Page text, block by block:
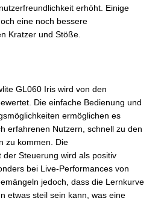
erhöht. Einige
eine noch bessere
Kratzer und Stöße.
GL060 Iris wird von den
Die einfache Bedienung und
ermöglichen es
erfahrenen Nutzern, schnell zu den
zu kommen. Die
der Steuerung wird als positiv
bei Live-Performances von
jedoch, dass die Lernkurve
etwas steil sein kann, was eine